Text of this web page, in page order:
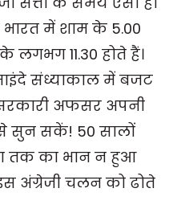
में शाम के 5.00
11.30 होते हैं।
संध्याकाल में बजट
अफसर अपनी
सुन सकें! 50 सालों
तक का भान न हुआ
अंग्रेजी चलन को ढोते